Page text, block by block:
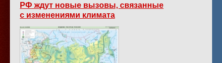
РФ ждут новые вызовы, связанные
с изменениями климата